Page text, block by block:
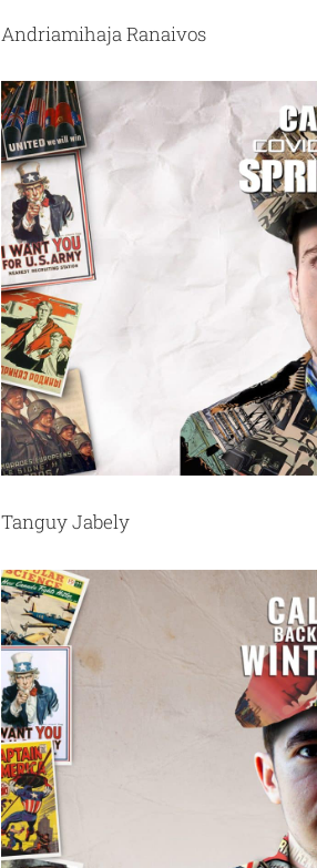
Andriamihaja Ranaivos
Tanguy Jabely